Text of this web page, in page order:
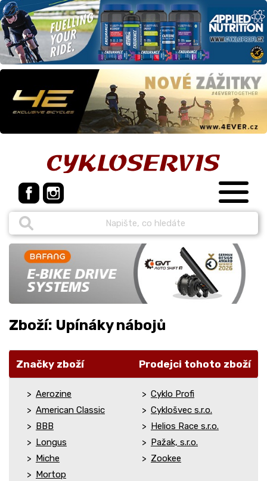
Zboží: Upínáky nábojů
Značky zboží Prodejci tohoto zboží
Aerozine
American Classic
BBB
Longus
Miche
Mortop
Cyklo Profi
Cyklošvec s.r.o.
Helios Race s.r.o.
Pažak, s.r.o.
Zookee